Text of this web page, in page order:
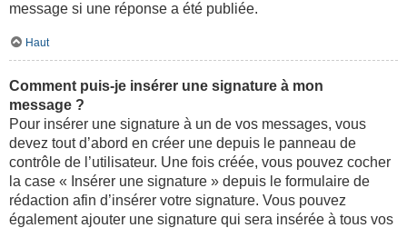
message si une réponse a été publiée.
Haut
Comment puis-je insérer une signature à mon
message ?
Pour insérer une signature à un de vos messages, vous
devez tout d’abord en créer une depuis le panneau de
contrôle de l’utilisateur. Une fois créée, vous pouvez cocher
la case « Insérer une signature » depuis le formulaire de
rédaction afin d’insérer votre signature. Vous pouvez
également ajouter une signature qui sera insérée à tous vos